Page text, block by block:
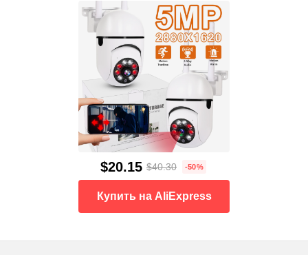
$20.15 $40.30 -50%
Купить на AliExpress